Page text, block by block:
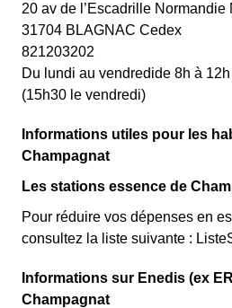
20 av de l’Escadrille
31704 BLAGNAC Cedex
821203202
Du lundi au vendredide 8h à
(15h30 le vendredi)
Informations utiles pour les
Champagnat
Les stations essence de
Pour réduire vos dépenses en
consultez la liste suivante :
Informations sur Enedis (ex
Champagnat